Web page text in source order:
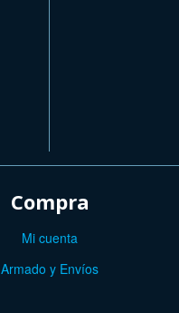
Compra
Mi cuenta
Armado y Envíos